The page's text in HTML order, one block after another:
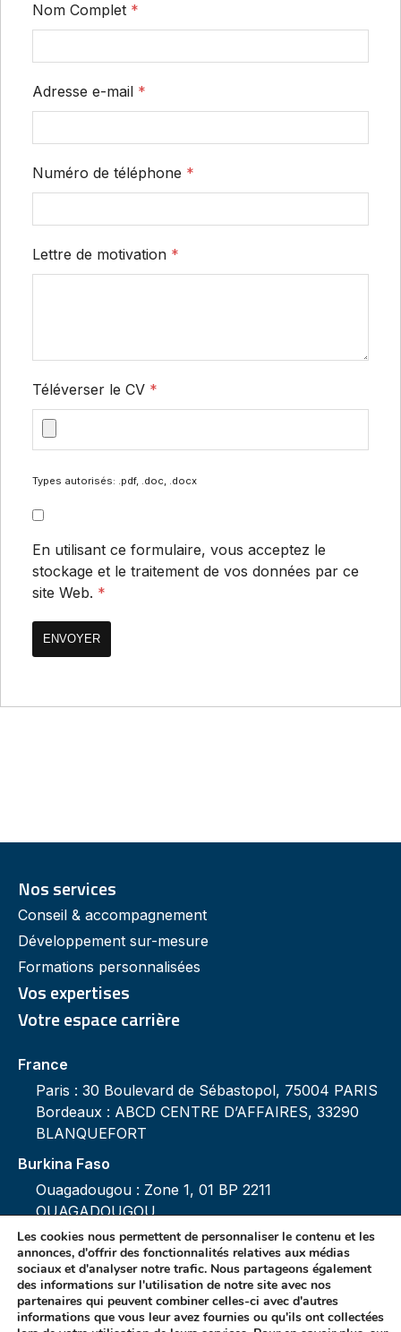
Nom Complet *
Adresse e-mail *
Numéro de téléphone *
Lettre de motivation *
Téléverser le CV *
Types autorisés: .pdf, .doc, .docx
En utilisant ce formulaire, vous acceptez le
stockage et le traitement de vos données par ce
site Web. *
Nos services
Conseil & accompagnement
Développement sur-mesure
Formations personnalisées
Vos expertises
Votre espace carrière
France
Paris : 30 Boulevard de Sébastopol, 75004 PARIS
Bordeaux : ABCD CENTRE D’AFFAIRES, 33290
BLANQUEFORT
Burkina Faso
Ouagadougou : Zone 1, 01 BP 2211
OUAGADOUGOU
Mentions légales
Les cookies nous permettent de personnaliser le contenu et les
annonces, d'offrir des fonctionnalités relatives aux médias
sociaux et d'analyser notre trafic. Nous partageons également
des informations sur l'utilisation de notre site avec nos
partenaires qui peuvent combiner celles-ci avec d'autres
informations que vous leur avez fournies ou qu'ils ont collectées